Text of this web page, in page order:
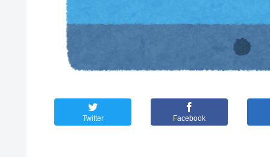
Twitter Facebook